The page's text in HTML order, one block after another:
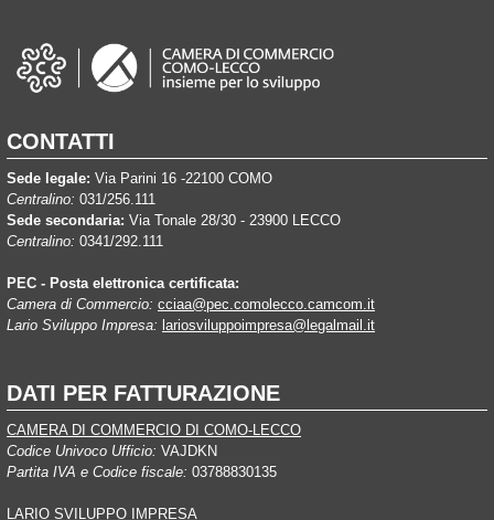
CONTATTI
Sede legale: Via Parini 16 -22100 COMO
Centralino: 031/256.111
Sede secondaria: Via Tonale 28/30 - 23900 LECCO
Centralino: 0341/292.111
PEC - Posta elettronica certificata:
Camera di Commercio: cciaa@pec.comolecco.camcom.it
Lario Sviluppo Impresa: lariosviluppoimpresa@legalmail.it
DATI PER FATTURAZIONE
CAMERA DI COMMERCIO DI COMO-LECCO
Codice Univoco Ufficio: VAJDKN
Partita IVA e Codice fiscale: 03788830135
LARIO SVILUPPO IMPRESA